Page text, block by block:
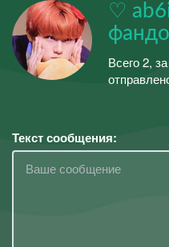
♡
Всего 2,
Текст сообщения: